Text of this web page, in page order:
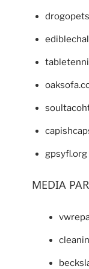
gpsyfl.org
MEDIA